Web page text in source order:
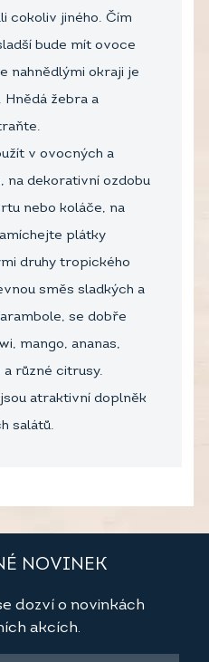
cokoliv jiného. Čím
bude mít ovoce
nahnědlými okraji je
Hnědá žebra a
v ovocných a
na dekorativní ozdobu
nebo koláče, na
plátky
druhy tropického
směs sladkých a
se dobře
mango, ananas,
různé citrusy.
atraktivní doplněk
salátů.
NOVINEK
dozví o novinkách
akcích.